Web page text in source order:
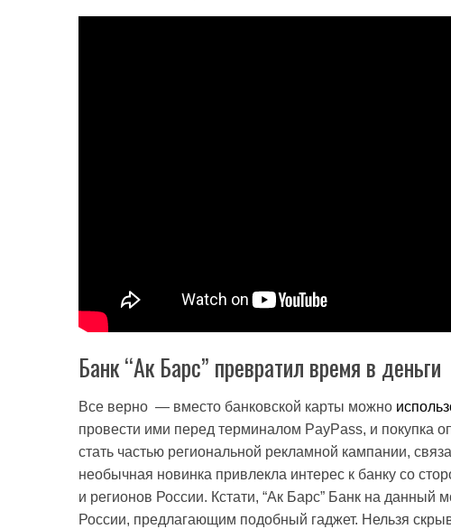
Банк “Ак Барс” превратил время в деньги
Все верно — вместо банковской карты можно
провести ими перед терминалом PayPass, и покупка
стать частью региональной рекламной кампании,
необычная новинка привлекла интерес к банку со
и регионов России. Кстати, “Ак Барс” Банк на данный
России, предлагающим подобный гаджет. Нельзя